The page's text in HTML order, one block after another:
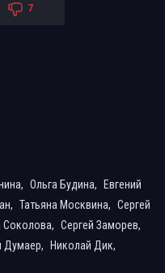
7
Ольга Будина,
Евгений
Татьяна Москвина, Сергей
Соколова, Сергей Заморев,
Думаер,
Николай Дик,